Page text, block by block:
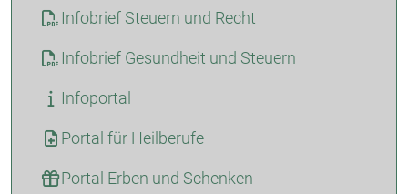
Infobrief Steuern und Recht
Infobrief Gesundheit und Steuern
Infoportal
Portal für Heilberufe
Portal Erben und Schenken